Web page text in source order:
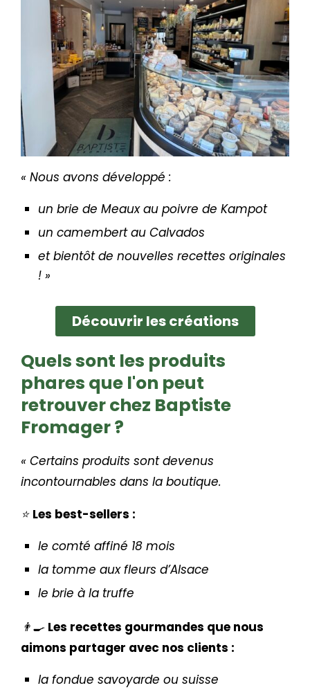
« Nous avons développé :
un brie de Meaux au poivre de Kampot
un camembert au Calvados
et bientôt de nouvelles recettes originales
! »
Découvrir les créations
Quels sont les produits
phares que l'on peut
retrouver chez Baptiste
Fromager ?
« Certains produits sont devenus
incontournables dans la boutique.
⭐️ Les best-sellers :
le comté affiné 18 mois
la tomme aux fleurs d’Alsace
le brie à la truffe
👨‍🍳 Les recettes gourmandes que nous
aimons partager avec nos clients :
la fondue savoyarde ou suisse